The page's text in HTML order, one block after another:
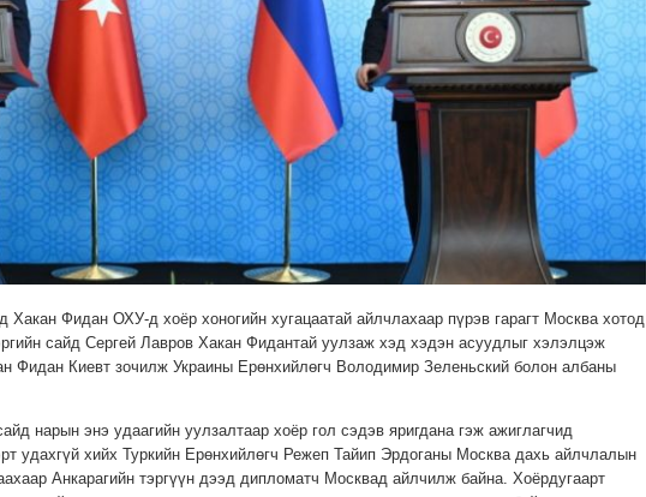
Хакан Фидан ОХУ-д хоёр хоногийн хугацаатай айлчлахаар пүрэв гарагт Москва хотод
сайд Сергей Лавров Хакан Фидантай уулзаж хэд хэдэн асуудлыг хэлэлцэж
Фидан Киевт зочилж Украины Ерөнхийлөгч Володимир Зеленьский болон албаны
нарын энэ удаагийн уулзалтаар хоёр гол сэдэв яригдана гэж ажиглагчид
удахгүй хийх Туркийн Ерөнхийлөгч Режеп Тайип Эрдоганы Москва дахь айлчлалын
Анкарагийн тэргүүн дээд дипломатч Москвад айлчилж байна. Хоёрдугаарт